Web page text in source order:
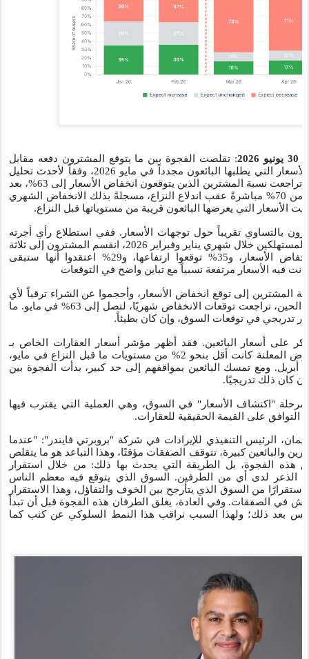
يونيو 2026
: تقلصت الفجوة بين ما يتوقع المشترون دفعه مقابل
العقارات في دولة الإمارات، والأسعار التي يطلبها البائعون مجدداً في مايو 2026، وفقاً لأحدث تحليل
أجرته شركة "بروبرتي فايندر". وتراجعت نسبة المشترين الذين يتوقعون انخفاض الأسعار إلى 63%، بعد
أن بلغت ذروتها لتصل إلى أكثر من 70% مباشرةً عقب اندلاع النزاع، مسجلةً بذلك الانخفاض الشهري
الأسعار التي يعرضها البائعون قريبة من مستوياتها قبل النزاع.
بالتساوي تقريباً حول توجهات الأسعار. ففي استطلاع رأي أجرته
"بروبرتي فايندر" حول توجهات المستهلكين خلال شهري يناير وفبراير 2026، انقسم المشترون إلى ثلاثة
أقسام تقريباً: 36% توقعوا انخفاض الأسعار، و35% توقعوا ارتفاعها، و29% اعتقدوا أنها ستبقى
فيه الأسعار مرتفعة نسبياً مع تباين واضح في التوقعات
المشترين إلى توقع انخفاض الأسعار، وأحجموا عن الشراء ترقباً لأي
انخفاض في الأسعار. ومنذ ذلك الحين، تراجعت توقعات الانخفاض شهريًا، لتصل إلى 63% في مايو. ما
تدريجي في توقعات السوق، وإن كان بطيئاً.
على أسعار البائعين. فقد أظهر مؤشر أسعار العقارات الخاص بـ
"بروبرتي فايندر" أن أسعار العرض المعلنة كانت أقل بنحو 2% من مستويات ما قبل النزاع في مايو،
بانخفاضها بنحو 1% في أبريل. ومع تمسك البائعين بمواقفهم إلى حد كبير، بدأت الفجوة بين
كان ذلك تدريجيًا.
"اكتشاف الأسعار" في السوق، وهي العملية التي يقترب فيها
التوافق على القيمة الحقيقية للعقارات.
الرئيس التنفيذي للإيرادات في شركة "بروبرتي فايندر": "عندما
والبائعين كبيرة، تتوقف الصفقات مؤقتًا، وهذا التباعد هو ما يتقلص
هذه الفجوة، بل الطريقة التي يحدث بها ذلك: من خلال استقرار
الذعر لدى أي من الطرفين. السوق الذي يتوقع فيه معظم الناس
استقرارًا من السوق الذي يتأرجح بين الخوف والتفاؤل، وهذا الاستقرار
في الصفقات. وفي العادة، يغلق الطرفان هذه الفجوة قبل أن تبدأ
بعد ذلك؛ ولهذا السبب نراقب هذا النمط السلوكي عن كثب كما